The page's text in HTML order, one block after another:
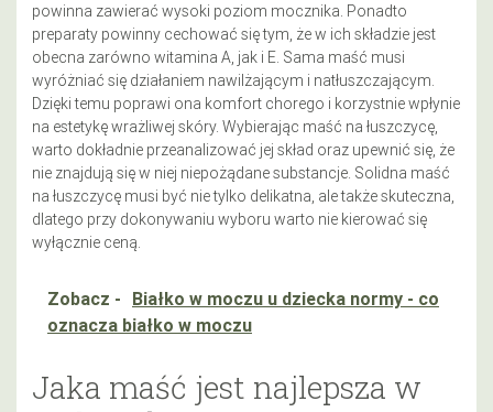
powinna zawierać wysoki poziom mocznika. Ponadto
preparaty powinny cechować się tym, że w ich składzie jest
obecna zarówno witamina A, jak i E. Sama maść musi
wyróżniać się działaniem nawilżającym i natłuszczającym.
Dzięki temu poprawi ona komfort chorego i korzystnie wpłynie
na estetykę wrażliwej skóry. Wybierając maść na łuszczycę,
warto dokładnie przeanalizować jej skład oraz upewnić się, że
nie znajdują się w niej niepożądane substancje. Solidna maść
na łuszczycę musi być nie tylko delikatna, ale także skuteczna,
dlatego przy dokonywaniu wyboru warto nie kierować się
wyłącznie ceną.
Zobacz - Białko w moczu u dziecka normy - co
oznacza białko w moczu
Jaka maść jest najlepsza w